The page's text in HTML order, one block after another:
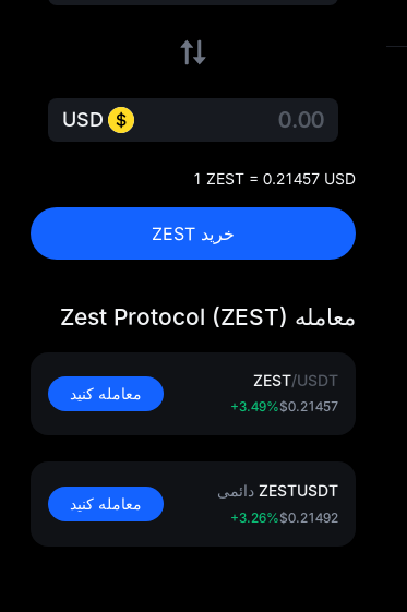
USD
1 ZEST = 0.21457 USD
خرید ZEST
معامله Zest Protocol (ZEST)
/USDT
ZEST
$0.21457
+3.49%
معامله کنید
ZESTUSDT دائمی
$0.21492
+3.26%
معامله کنید